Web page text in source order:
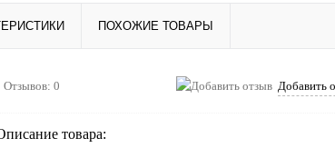
ПОХОЖИЕ ТОВАРЫ
Отзывов: 0 Добавить
товара: